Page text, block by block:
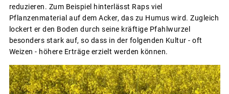
reduzieren. Zum Beispiel hinterlässt Raps viel
Pflanzenmaterial auf dem Acker, das zu Humus wird. Zugleich
lockert er den Boden durch seine kräftige Pfahlwurzel
besonders stark auf, so dass in der folgenden Kultur - oft
Weizen - höhere Erträge erzielt werden können.